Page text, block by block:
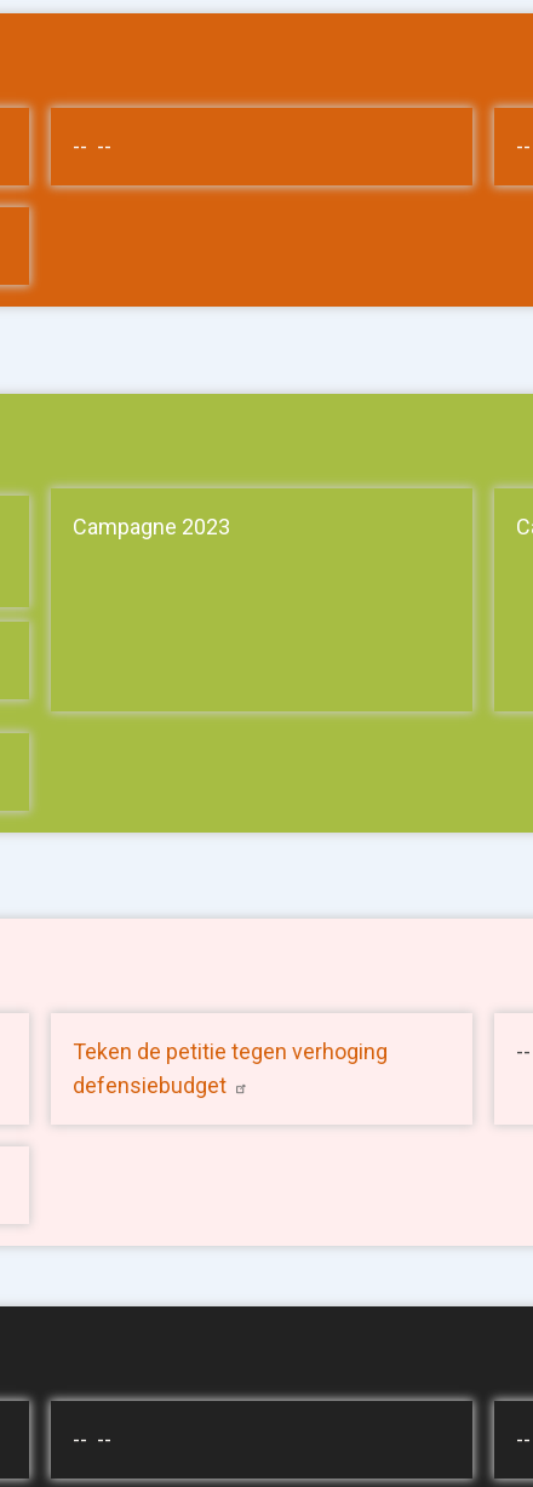
-- --
Campagne 2023
Teken de petitie tegen verhoging
defensiebudget
-- --